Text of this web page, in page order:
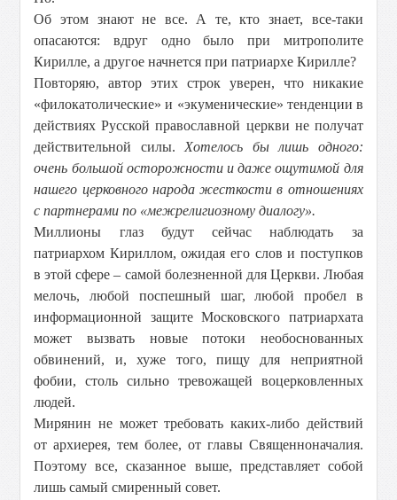
Об этом знают не все. А те, кто знает, все-таки
опасаются: вдруг одно было при митрополите
Кирилле, а другое начнется при патриархе Кирилле?
Повторяю, автор этих строк уверен, что никакие
«филокатолические» и «экуменические» тенденции в
действиях Русской православной церкви не получат
действительной силы. Хотелось бы лишь одного:
очень большой осторожности и даже ощутимой для
нашего церковного народа жесткости в отношениях
с партнерами по «межрелигиозному диалогу».
Миллионы глаз будут сейчас наблюдать за
патриархом Кириллом, ожидая его слов и поступков
в этой сфере – самой болезненной для Церкви. Любая
мелочь, любой поспешный шаг, любой пробел в
информационной защите Московского патриархата
может вызвать новые потоки необоснованных
обвинений, и, хуже того, пищу для неприятной
фобии, столь сильно тревожащей воцерковленных
людей.
Мирянин не может требовать каких-либо действий
от архиерея, тем более, от главы Священноначалия.
Поэтому все, сказанное выше, представляет собой
лишь самый смиренный совет.